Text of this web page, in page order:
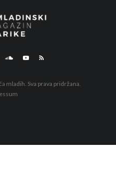
mladih. Sva prava pridržana.